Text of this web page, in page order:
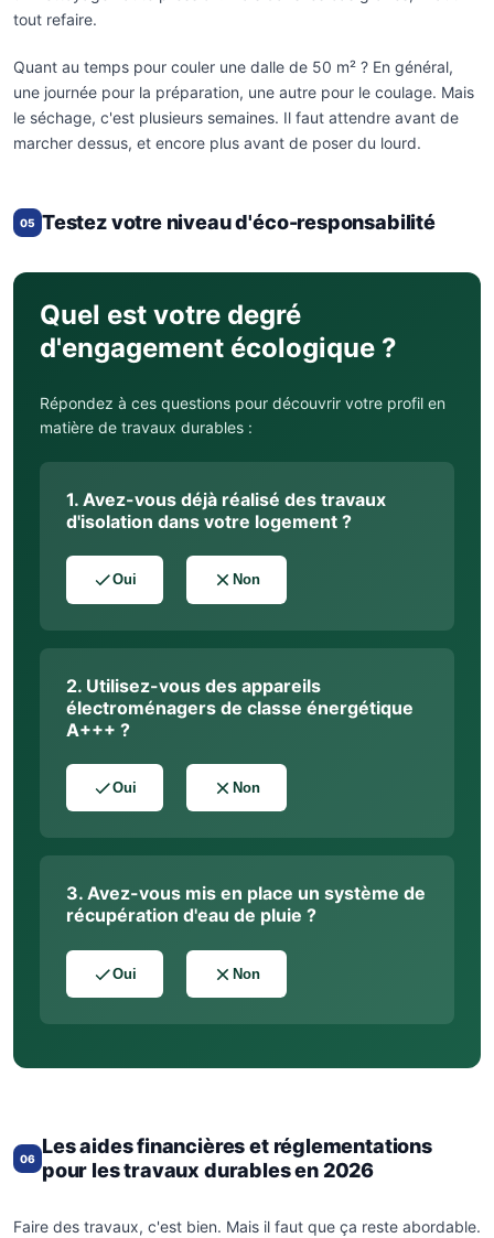
tout refaire.
Quant au temps pour couler une dalle de 50 m² ? En général,
une journée pour la préparation, une autre pour le coulage. Mais
le séchage, c'est plusieurs semaines. Il faut attendre avant de
marcher dessus, et encore plus avant de poser du lourd.
05 Testez votre niveau d'éco-responsabilité
Quel est votre degré
d'engagement écologique ?
Répondez à ces questions pour découvrir votre profil en
matière de travaux durables :
1. Avez-vous déjà réalisé des travaux
d'isolation dans votre logement ?
Oui Non
2. Utilisez-vous des appareils
électroménagers de classe énergétique
A+++ ?
Oui Non
3. Avez-vous mis en place un système de
récupération d'eau de pluie ?
Oui Non
06
Les aides financières et réglementations
pour les travaux durables en 2026
Faire des travaux, c'est bien. Mais il faut que ça reste abordable.